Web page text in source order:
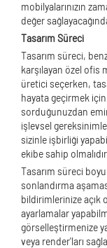
mobilyalarınızın
değer
Tasarım Süreci
Tasarım süreci,
karşılayan özel ofis
üretici seçerken,
hayata geçirmek için
sorduğunuzdan
işlevsel
sizinle işbirliği
ekibe sahip
Tasarım süreci
sonlandırma
bildirimlerinize açık
ayarlamalar
görselleştirmenize
veya render'ları